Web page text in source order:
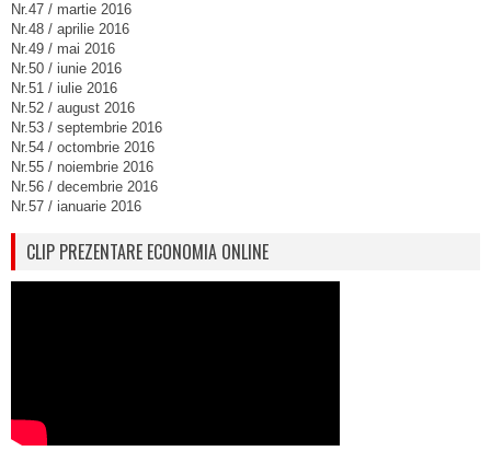
Nr.47 / martie 2016
Nr.48 / aprilie 2016
Nr.49 / mai 2016
Nr.50 / iunie 2016
Nr.51 / iulie 2016
Nr.52 / august 2016
Nr.53 / septembrie 2016
Nr.54 / octombrie 2016
Nr.55 / noiembrie 2016
Nr.56 / decembrie 2016
Nr.57 / ianuarie 2016
CLIP PREZENTARE ECONOMIA ONLINE